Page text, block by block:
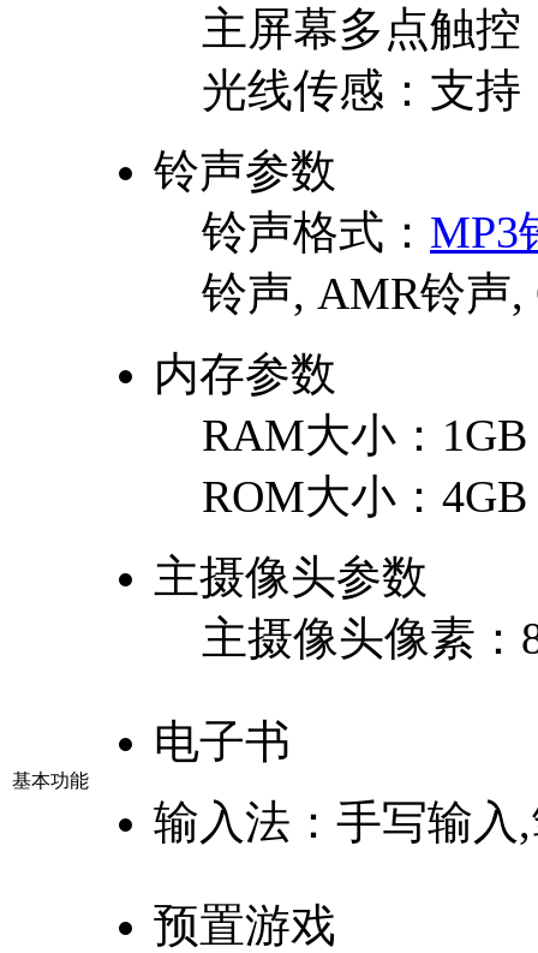
主屏幕多点触控
光线传感： 支持
铃声参数
铃声格式： MP3
铃声, AMR铃声,
内存参数
RAM大小： 1GB
ROM大小： 4GB
主摄像头参数
主摄像头像素：
基本功能
电子书
输入法： 手写输入
预置游戏